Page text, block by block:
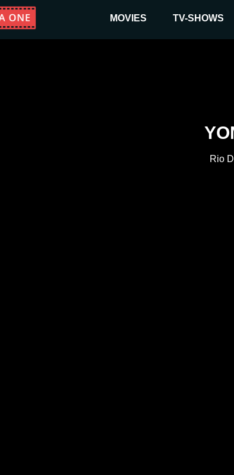
MOVIES TV-SHOWS
Rio